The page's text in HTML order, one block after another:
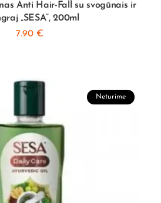
Anti Hair-Fall su svogūnais ir
„SESA”, 200ml
7.90 €
Neturime